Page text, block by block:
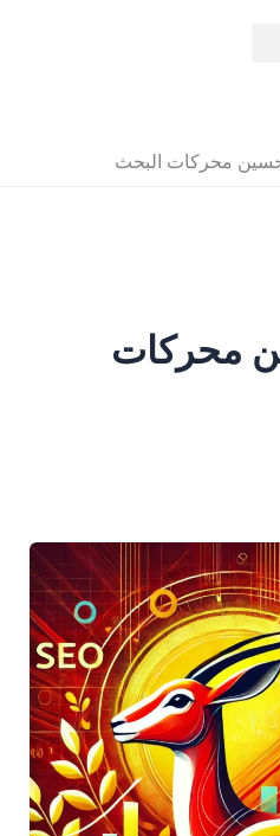
محركات البحث
محركات